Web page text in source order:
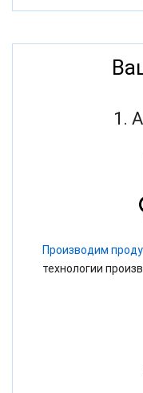
1.
Производим
технологии